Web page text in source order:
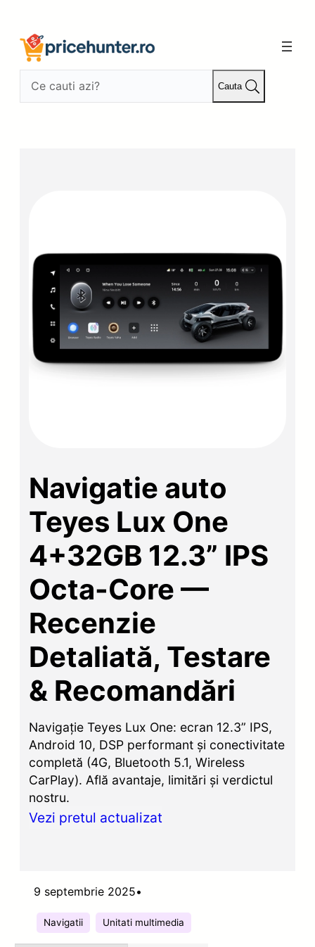
conținut
Cauta
Navigatie auto
Teyes Lux One
4+32GB 12.3” IPS
Octa-Core —
Recenzie
Detaliată, Testare
& Recomandări
Navigație Teyes Lux One: ecran 12.3” IPS,
Android 10, DSP performant și conectivitate
completă (4G, Bluetooth 5.1, Wireless
CarPlay). Află avantaje, limitări și verdictul
nostru.
Vezi pretul actualizat
9 septembrie 2025•
Navigatii Unitati multimedia